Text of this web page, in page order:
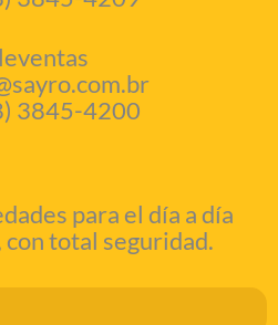
3845-4200
para el día a día
con total seguridad.